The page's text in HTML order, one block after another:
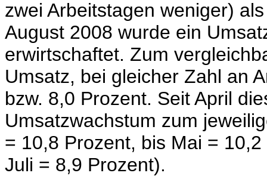
zwei Arbeitstagen weniger)
August 2008 wurde ein
erwirtschaftet. Zum
Umsatz, bei gleicher Zahl an
bzw. 8,0 Prozent. Seit April
Umsatzwachstum zum
= 10,8 Prozent, bis Mai =
Juli = 8,9 Prozent).